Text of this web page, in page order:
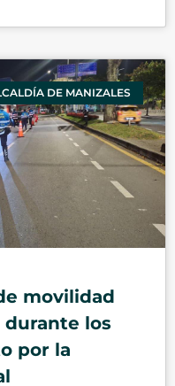
DE MANIZALES
movilidad
durante los
por la